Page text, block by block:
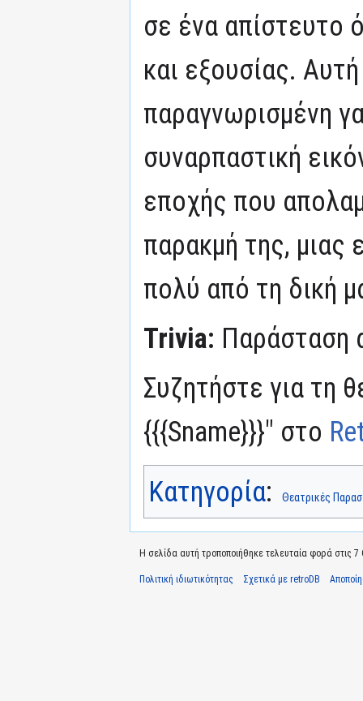
σε ένα απίστευτο
και εξουσίας.
παραγνωρισμένη
συναρπαστική
εποχής που
παρακμή της, μιας
πολύ από τη δική
Trivia: Παράσταση
Συζητήστε για τη
{{{Sname}}}" στο
Κατηγορία: Θεατρικές
Η σελίδα αυτή τροποποιήθηκε τελευταία φορά στις
Πολιτική ιδιωτικότητας Σχετικά με retroDB